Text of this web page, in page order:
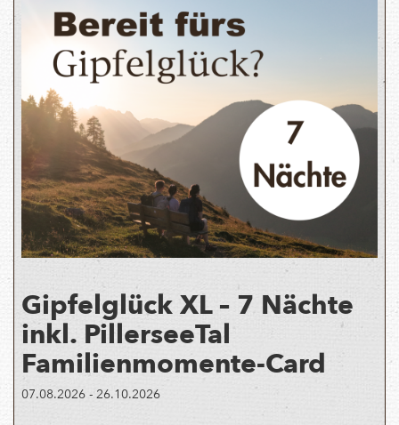
Gipfelglück XL – 7 Nächte
inkl. PillerseeTal
Familienmomente-Card
07.08.2026 - 26.10.2026